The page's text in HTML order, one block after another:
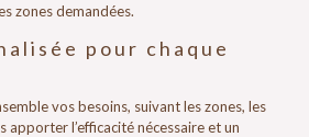
zones demandées.
pour chaque
vos besoins, suivant les zones, les
apporter l’efficacité nécessaire et un